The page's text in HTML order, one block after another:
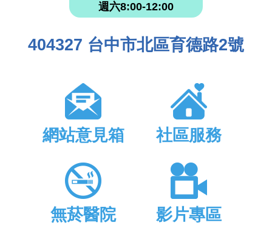
週六8:00-12:00
404327 台中市北區育德路2號
網站意見箱 社區服務
無菸醫院 影片專區